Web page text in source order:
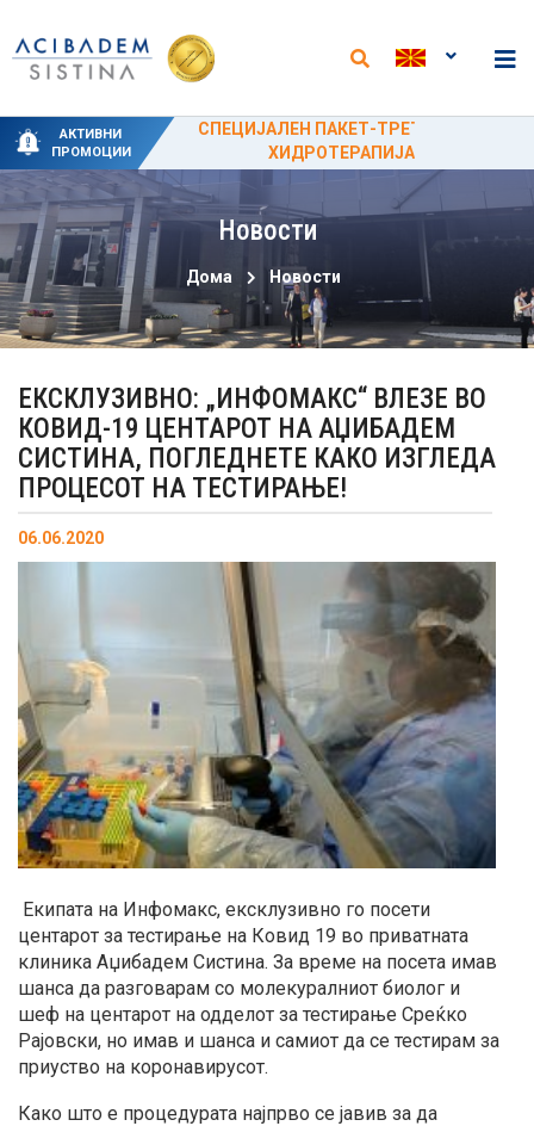
АКТИВНИ
ПРОМОЦИИ
НОВИ ПАКЕТИ НА ОДДЕЛОТ ЗА
ФИЗИКАЛНА МЕДИЦИНА И
СПЕЦИЈАЛЕН ПАКЕТ-ТРЕТМАН ЗА
ХИДРОТЕРАПИЈА
СПЕЦИЈАЛНИ ПРОМОТИВНИ ЦЕНИ ЗА
ПОРОДУВАЊЕ ОД 15 ЈУНИ ДО 15
50% ПРОМОТИВЕН ПОПУСТ ЗА
ЦИРКУМЦИЗИЈА
НОВИ АНАЛИЗИ И НАМАЛЕНИ ЦЕНИ ВО
ЛАБОРАТОРИЈАТА ВО „АЏИБАДЕМ
Новости
Дома Новости
ЕКСКЛУЗИВНО: „ИНФОМАКС“ ВЛЕЗЕ ВО
КОВИД-19 ЦЕНТАРОТ НА АЏИБАДЕМ
СИСТИНА, ПОГЛЕДНЕТЕ КАКО ИЗГЛЕДА
ПРОЦЕСОТ НА ТЕСТИРАЊЕ!
06.06.2020
Екипата на Инфомакс, ексклузивно го посети
центарот за тестирање на Ковид 19 во приватната
клиника Аџибадем Систина. За време на посета имав
шанса да разговарам со молекуралниот биолог и
шеф на центарот на одделот за тестирање Среќко
Рајовски, но имав и шанса и самиот да се тестирам за
приуство на коронавирусот.
Како што е процедурата најпрво се јавив за да